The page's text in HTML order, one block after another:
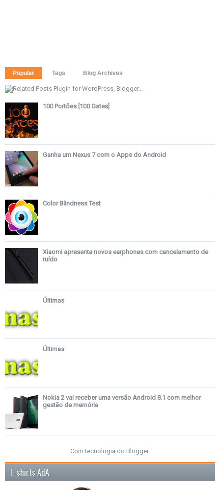
Popular Tags Blog Archives
100 Portões [100 Gates]
Ganha um Nexus 7 com o Apps do Android
Color Blindness Test
Xiaomi apresenta novos earphones com cancelamento de
ruído
Últimas
Últimas
Nokia 2 vai receber uma versão Android 8.1 com melhor
gestão de memória
Com tecnologia do Blogger.
T-shirts AdA